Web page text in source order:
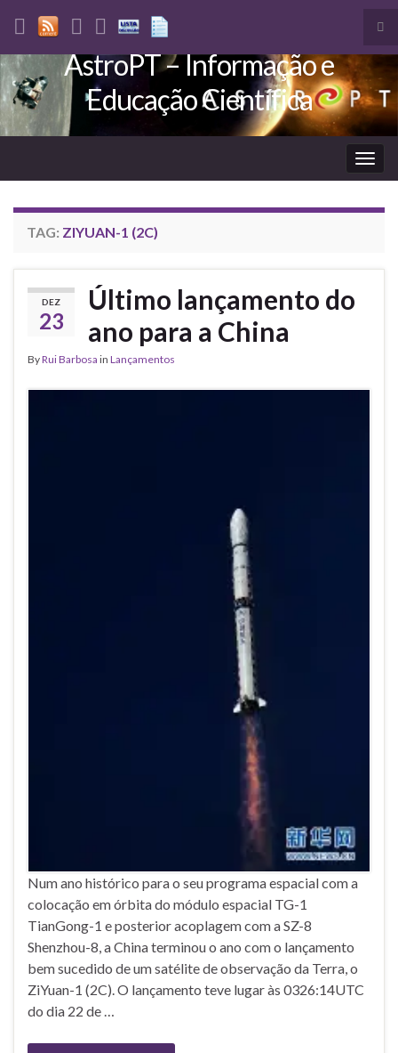
Search for:
AstroPT – Informação e
Educação Científica
TAG: ZIYUAN-1 (2C)
DEZ
23
Último lançamento do
ano para a China
ByRui Barbosa in Lançamentos
Num ano histórico para o seu programa espacial com a
colocação em órbita do módulo espacial TG-1
TianGong-1 e posterior acoplagem com a SZ-8
Shenzhou-8, a China terminou o ano com o lançamento
bem sucedido de um satélite de observação da Terra, o
ZiYuan-1 (2C). O lançamento teve lugar às 0326:14UTC
do dia 22 de …